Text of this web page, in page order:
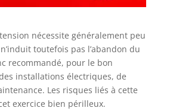
nécessite généralement peu
toutefois pas l’abandon du
recommandé, pour le bon
installations électriques, de
Les risques liés à cette
exercice bien périlleux.